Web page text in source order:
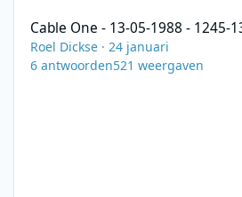
Cable One - 13-05-1988 - 1245-
Roel Dickse ·24 januari
6 antwoorden521 weergaven